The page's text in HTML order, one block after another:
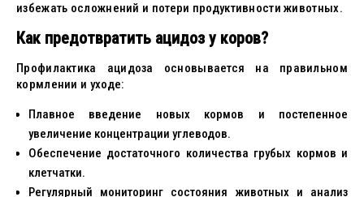
избежать осложнений и потери продуктивности животных.
Как предотвратить ацидоз у коров?
Профилактика ацидоза основывается на правильном
кормлении и уходе:
Плавное введение новых кормов и постепенное
увеличение концентрации углеводов.
Обеспечение достаточного количества грубых кормов и
клетчатки.
Регулярный мониторинг состояния животных и анализ